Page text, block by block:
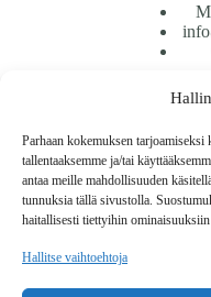
Parhaan kokemuksen tarjoamiseksi
tallentaaksemme ja/tai
antaa meille mahdollisuuden
tunnuksia tällä sivustolla.
haitallisesti tiettyihin
Hallitse vaihtoehtoja